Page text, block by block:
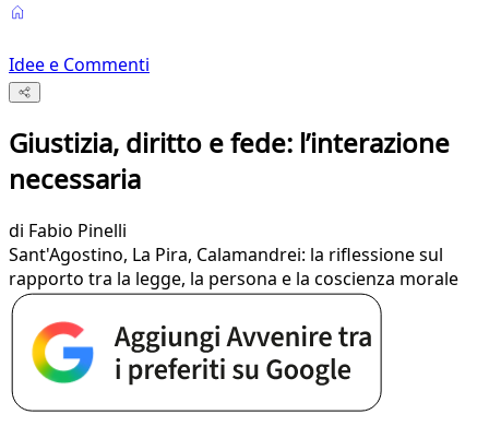
Idee e Commenti
Giustizia, diritto e fede: l’interazione
necessaria
di Fabio Pinelli
Sant'Agostino, La Pira, Calamandrei: la riflessione sul
rapporto tra la legge, la persona e la coscienza morale